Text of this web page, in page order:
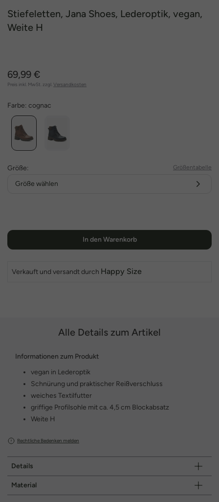
Stiefeletten, Jana Shoes, Lederoptik, vegan,
Weite H
69,99 €
Preis inkl. MwSt. zzgl. Versandkosten
Farbe: cognac
Größe: Größentabelle
Größe wählen
In den Warenkorb
Verkauft und versandt durch Happy Size
Alle Details zum Artikel
Informationen zum Produkt
vegan in Lederoptik
Schnürung und praktischer Reißverschluss
weiches Textilfutter
griffige Profilsohle mit ca. 4,5 cm Blockabsatz
Weite H
Rechtliche Bedenken melden
Details
Material